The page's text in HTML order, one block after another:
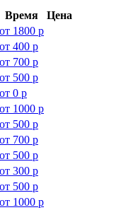
Время
Цена
от 1800 р
от 400 р
от 700 р
от 500 р
от 0 р
от 1000 р
от 500 р
от 700 р
от 500 р
от 300 р
от 500 р
от 1000 р